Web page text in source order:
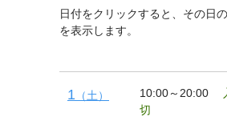
日付をクリックすると、その日
を表示します。
1 （土） 10:00～20:00
切